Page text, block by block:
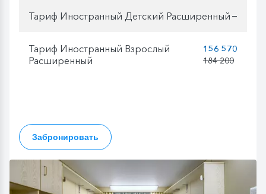
Тариф Иностранный Детский Расширенный —
Тариф Иностранный Взрослый
Расширенный
156 570
184 200
Забронировать